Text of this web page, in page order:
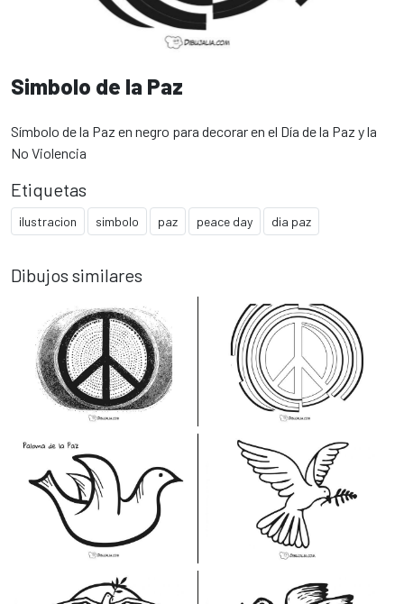
Simbolo de la Paz
Símbolo de la Paz en negro para decorar en el Día de la Paz y la
No Violencia
Etiquetas
ilustracion simbolo paz peace day dia paz
Dibujos similares